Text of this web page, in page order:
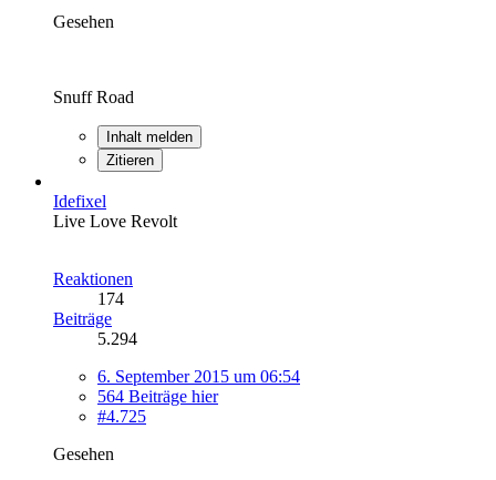
Gesehen
Snuff Road
Inhalt melden
Zitieren
Idefixel
Live Love Revolt
Reaktionen
174
Beiträge
5.294
6. September 2015 um 06:54
564 Beiträge hier
#4.725
Gesehen